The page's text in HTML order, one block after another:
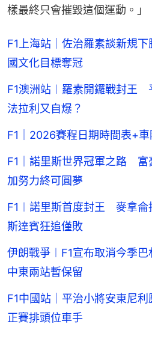
樣最終只會摧毀這個運動。」
F1上海站｜佐治羅素談新規
國文化目標奪冠
F1澳洲站︱羅素開鑼戰封王
法拉利又自爆？
F1｜2026賽程日期時間表+
F1｜諾里斯世界冠軍之路
加努力終可圓夢
F1︱諾里斯首度封王 麥拿
斯達賓狂追僅敗
伊朗戰爭︱F1宣布取消今季
中東兩站暫保留
F1中國站｜平治小將安東尼
正賽排頭位車手